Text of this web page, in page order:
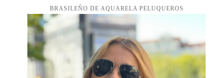
BRASILEÑO DE AQUARELA PELUQUEROS